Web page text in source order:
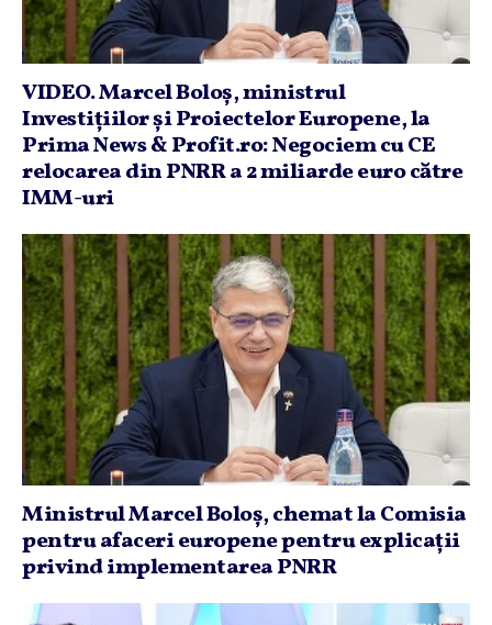
VIDEO. Marcel Boloş, ministrul
Investiţiilor şi Proiectelor Europene, la
Prima News & Profit.ro: Negociem cu CE
relocarea din PNRR a 2 miliarde euro către
IMM-uri
Ministrul Marcel Boloş, chemat la Comisia
pentru afaceri europene pentru explicaţii
privind implementarea PNRR